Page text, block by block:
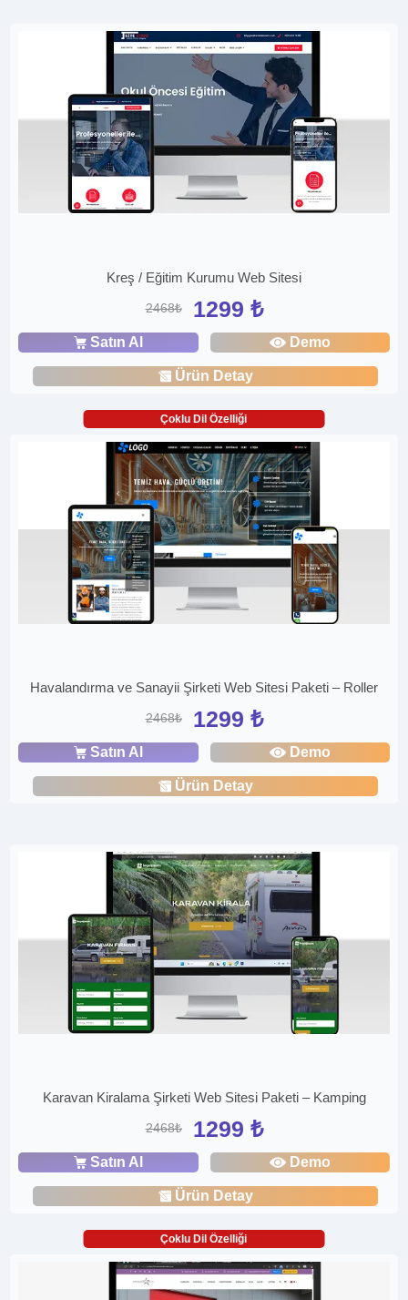
Kreş / Eğitim Kurumu Web Sitesi
2468₺ 1299 ₺
Satın Al Demo
Ürün Detay
Çoklu Dil Özelliği
Havalandırma ve Sanayii Şirketi Web Sitesi Paketi – Roller
2468₺ 1299 ₺
Satın Al Demo
Ürün Detay
Karavan Kiralama Şirketi Web Sitesi Paketi – Kamping
2468₺ 1299 ₺
Satın Al Demo
Ürün Detay
Çoklu Dil Özelliği